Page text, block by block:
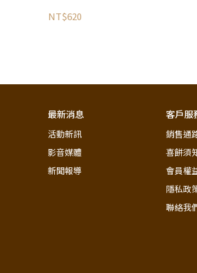
NT$620
最新消息
活動新訊
影音媒體
新聞報導
客戶服
銷售通
喜餅須
會員權
隱私政
聯絡我